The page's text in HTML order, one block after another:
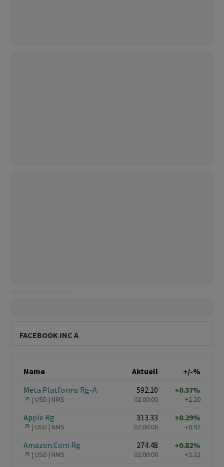
FACEBOOK INC A
Name Aktuell
+/-%
Meta Platforms Rg-A
USD NMS
592.10
02:00:00
+0.37%
+2.20
Apple Rg
USD NMS
313.33
02:00:00
+0.29%
+0.92
Amazon.Com Rg
USD NMS
274.48
02:00:00
+0.82%
+2.22